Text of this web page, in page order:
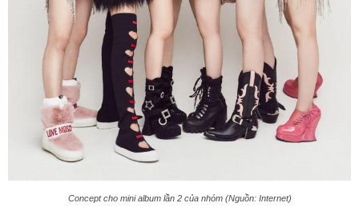
Concept cho mini album lần 2 của nhóm (Nguồn: Internet)